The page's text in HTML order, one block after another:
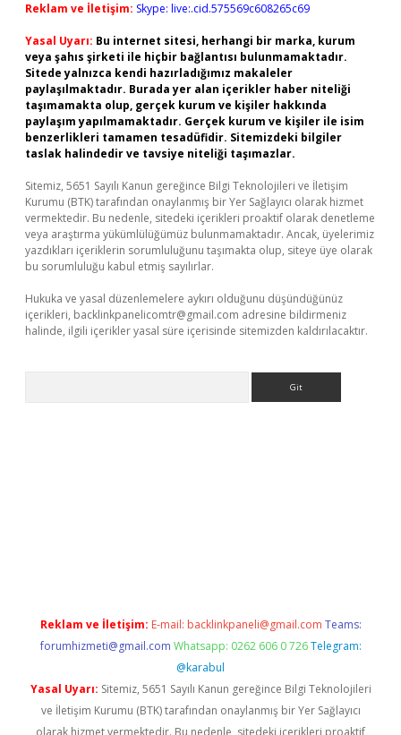
Reklam ve İletişim: Skype: live:.cid.575569c608265c69
Yasal Uyarı: Bu internet sitesi, herhangi bir marka, kurum
veya şahıs şirketi ile hiçbir bağlantısı bulunmamaktadır.
Sitede yalnızca kendi hazırladığımız makaleler
paylaşılmaktadır. Burada yer alan içerikler haber niteliği
taşımamakta olup, gerçek kurum ve kişiler hakkında
paylaşım yapılmamaktadır. Gerçek kurum ve kişiler ile isim
benzerlikleri tamamen tesadüfidir. Sitemizdeki bilgiler
taslak halindedir ve tavsiye niteliği taşımazlar.
Sitemiz, 5651 Sayılı Kanun gereğince Bilgi Teknolojileri ve İletişim
Kurumu (BTK) tarafından onaylanmış bir Yer Sağlayıcı olarak hizmet
vermektedir. Bu nedenle, sitedeki içerikleri proaktif olarak denetleme
veya araştırma yükümlülüğümüz bulunmamaktadır. Ancak, üyelerimiz
yazdıkları içeriklerin sorumluluğunu taşımakta olup, siteye üye olarak
bu sorumluluğu kabul etmiş sayılırlar.
Hukuka ve yasal düzenlemelere aykırı olduğunu düşündüğünüz
içerikleri, backlinkpanelicomtr@gmail.com adresine bildirmeniz
halinde, ilgili içerikler yasal süre içerisinde sitemizden kaldırılacaktır.
Reklam ve İletişim: E-mail: backlinkpaneli@gmail.com Teams:
forumhizmeti@gmail.com Whatsapp: 0262 606 0 726 Telegram:
@karabul
Yasal Uyarı: Sitemiz, 5651 Sayılı Kanun gereğince Bilgi Teknolojileri
ve İletişim Kurumu (BTK) tarafından onaylanmış bir Yer Sağlayıcı
olarak hizmet vermektedir. Bu nedenle, sitedeki içerikleri proaktif